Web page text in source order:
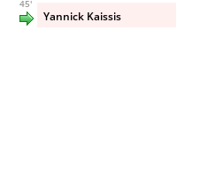
45'
Yannick Kaissis